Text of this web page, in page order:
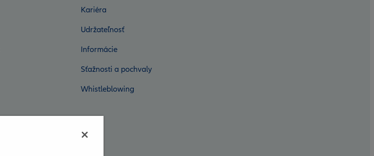
Kariéra
Udržateľnosť
Informácie
Sťažnosti a pochvaly
Whistleblowing